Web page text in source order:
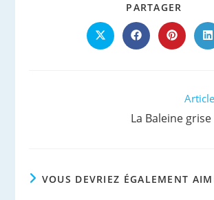
PARTAGER
Ouvrir
dans
Ouvrir
dans
Ouvrir
dans
La Baleine
VOUS DEVRIEZ ÉGALEMENT